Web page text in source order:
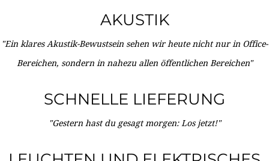
AKUSTIK
"Ein klares Akustik-Bewustsein sehen wir heute nicht nur in Office-
Bereichen, sondern in nahezu allen öffentlichen Bereichen"
SCHNELLE LIEFERUNG
"Gestern hast du gesagt morgen: Los jetzt!"